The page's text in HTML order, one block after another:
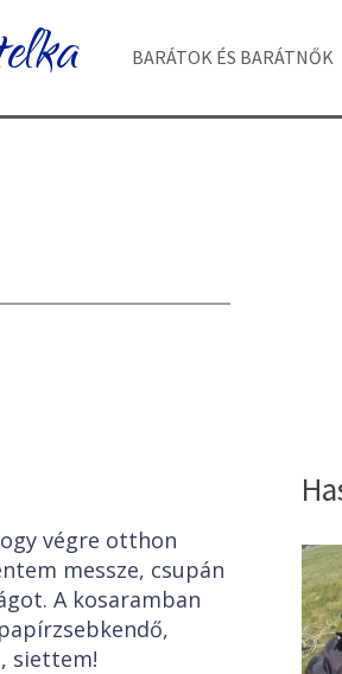
BARÁTOK ÉS BARÁTNŐK
végre otthon
messze, csupán
A kosaramban
siettem!